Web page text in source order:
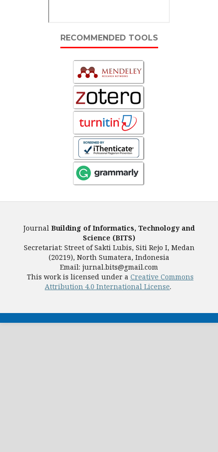
RECOMMENDED TOOLS
Journal Building of Informatics, Technology and
Science (BITS)
Secretariat: Street of Sakti Lubis, Siti Rejo I, Medan
(20219), North Sumatera, Indonesia
Email: jurnal.bits@gmail.com
This work is licensed under a Creative Commons
Attribution 4.0 International License.